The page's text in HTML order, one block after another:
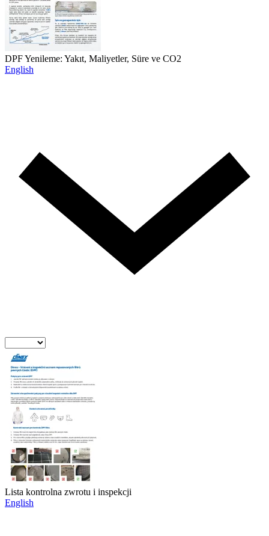
DPF Yenileme: Yakıt, Maliyetler, Süre ve CO2
English
Lista kontrolna zwrotu i inspekcji
English